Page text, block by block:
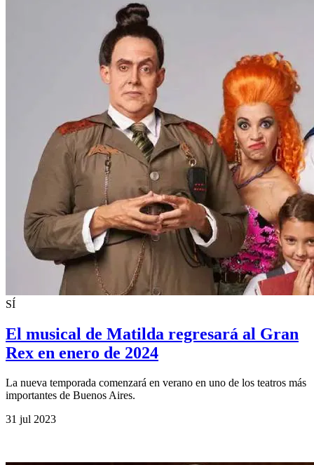
SÍ
El musical de Matilda regresará al Gran
Rex en enero de 2024
La nueva temporada comenzará en verano en uno de los teatros más
importantes de Buenos Aires.
31 jul 2023